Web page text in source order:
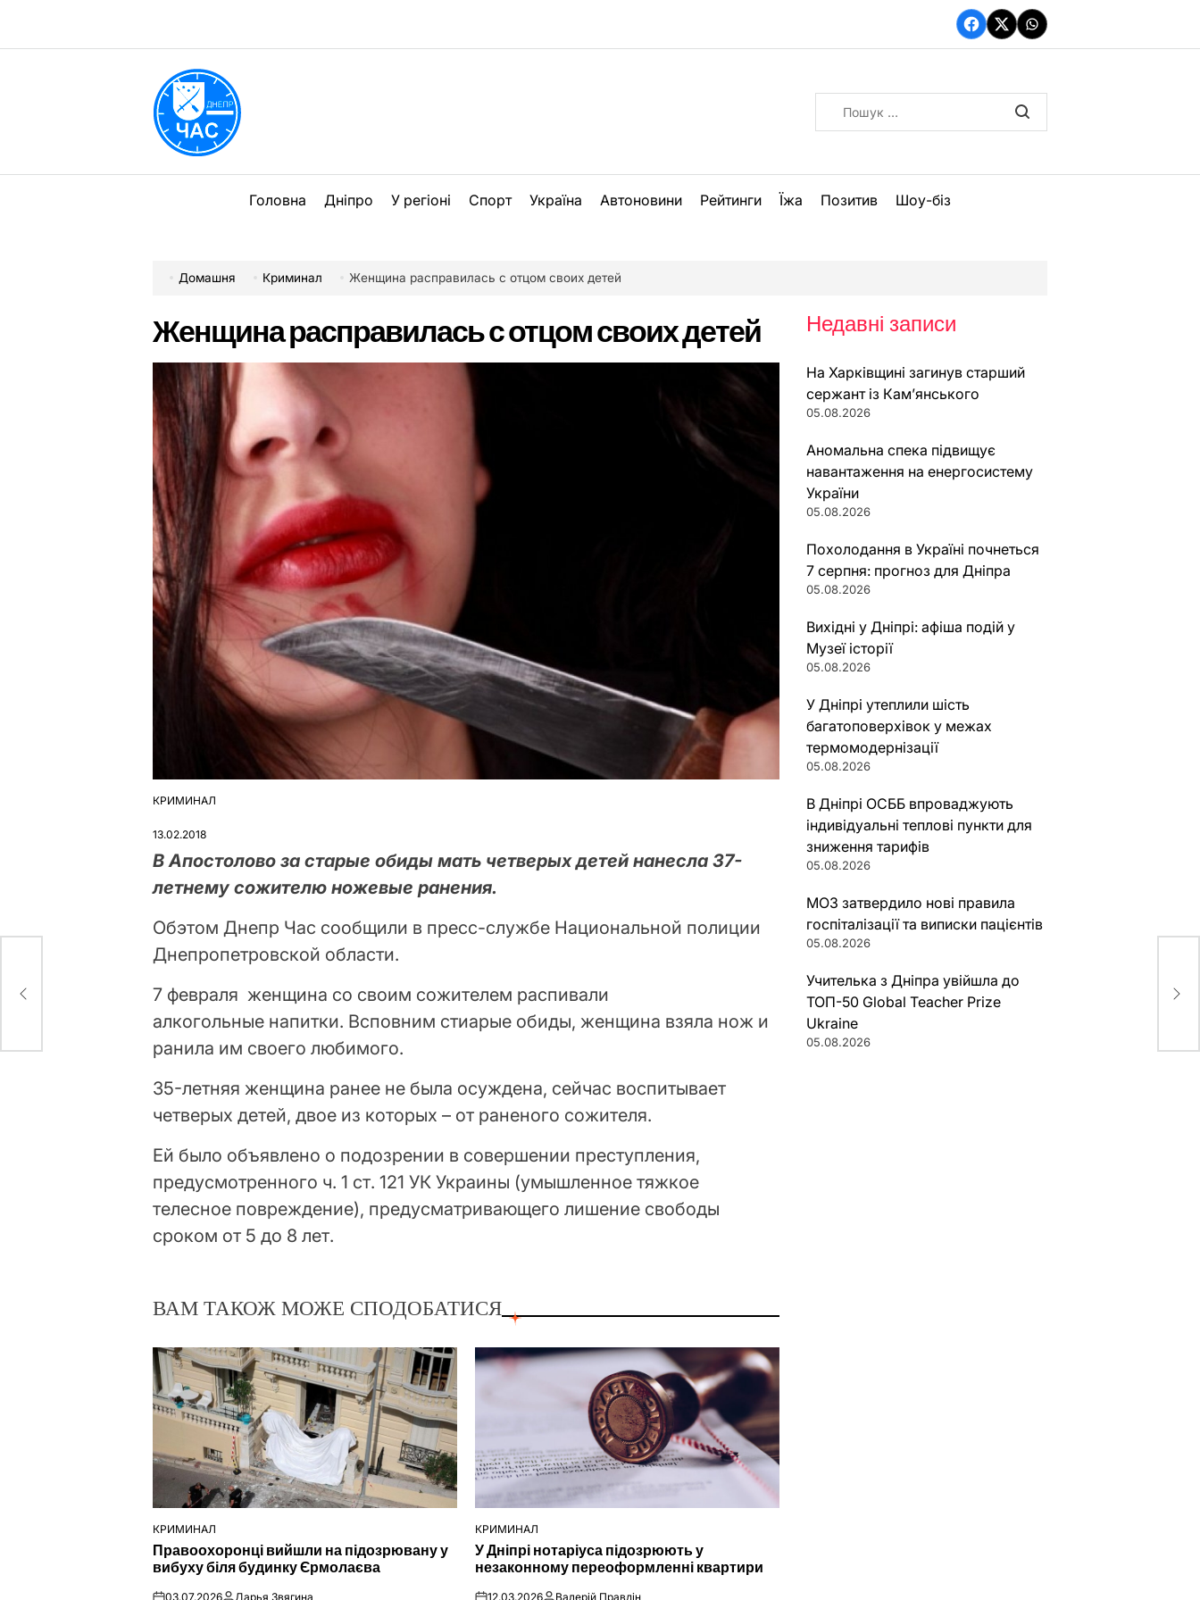
вмісту
Facebook
TwitterWhatsApp
Головна Дніпро У регіоні Спорт Україна Автоновини Рейтинги Їжа Позитив Шоу-біз
Домашня Криминал Женщина расправилась с отцом своих детей
Женщина расправилась с отцом своих детей
ОПУБЛІКУВАТИ
КРИМИНАЛ
13.02.2018
В Апостолово за старые обиды мать четверых детей нанесла 37-
летнему сожителю ножевые ранения.
Обэтом Днепр Час сообщили в пресс-службе Национальной полиции
Днепропетровской области.
7 февраля женщина со своим сожителем распивали
алкогольные напитки. Всповним стиарые обиды, женщина взяла нож и
ранила им своего любимого.
35-летняя женщина ранее не была осуждена, сейчас воспитывает
четверых детей, двое из которых – от раненого сожителя.
Ей было объявлено о подозрении в совершении преступления,
предусмотренного ч. 1 ст. 121 УК Украины (умышленное тяжкое
телесное повреждение), предусматривающего лишение свободы
сроком от 5 до 8 лет.
ВАМ ТАКОЖ МОЖЕ СПОДОБАТИСЯ
ОПУБЛІКУВАТИ
КРИМИНАЛ
Правоохоронці вийшли на підозрювану у
вибуху біля будинку Єрмолаєва
03.07.2026 Дарья Звягина
ОПУБЛІКУВАТИ
У
КРИМИНАЛ
У Дніпрі нотаріуса підозрюють у
незаконному переоформленні квартири
12.03.2026 Валерій Правдін
Недавні записи
На Харківщині загинув старший
сержант із Кам’янського
05.08.2026
Аномальна спека підвищує
навантаження на енергосистему
України
05.08.2026
Похолодання в Україні почнеться
7 серпня: прогноз для Дніпра
05.08.2026
Вихідні у Дніпрі: афіша подій у
Музеї історії
05.08.2026
У Дніпрі утеплили шість
багатоповерхівок у межах
термомодернізації
05.08.2026
В Дніпрі ОСББ впроваджують
індивідуальні теплові пункти для
зниження тарифів
05.08.2026
МОЗ затвердило нові правила
госпіталізації та виписки пацієнтів
05.08.2026
Учителька з Дніпра увійшла до
ТОП-50 Global Teacher Prize
Ukraine
05.08.2026